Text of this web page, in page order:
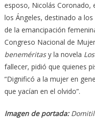
esposo, Nicolás Coronado,
los Ángeles, destinado a
de la emancipación
Congreso Nacional de
beneméritasy la novela
fallecer, pidió que quienes
“Dignificó a la mujer en
que yacían en el olvido”.
Imagen de portada: